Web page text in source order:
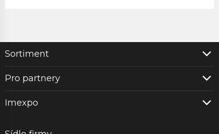
Sortiment
Pro partnery
Imexpo